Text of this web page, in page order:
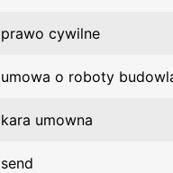
prawo cywilne
umowa o roboty
kara umowna
send